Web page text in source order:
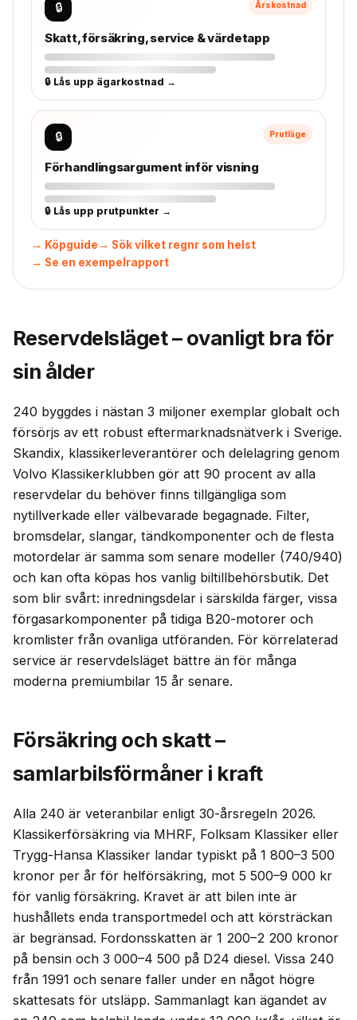
🔒 Årskostnad
Skatt, försäkring, service & värdetapp
🔒 Lås upp ägarkostnad →
🔒 Prutläge
Förhandlingsargument inför visning
🔒 Lås upp prutpunkter →
→ Köpguide→ Sök vilket regnr som helst
→ Se en exempelrapport
Reservdelsläget – ovanligt bra för
sin ålder
240 byggdes i nästan 3 miljoner exemplar globalt och
försörjs av ett robust eftermarknadsnätverk i Sverige.
Skandix, klassikerleverantörer och delelagring genom
Volvo Klassikerklubben gör att 90 procent av alla
reservdelar du behöver finns tillgängliga som
nytillverkade eller välbevarade begagnade. Filter,
bromsdelar, slangar, tändkomponenter och de flesta
motordelar är samma som senare modeller (740/940)
och kan ofta köpas hos vanlig biltillbehörsbutik. Det
som blir svårt: inredningsdelar i särskilda färger, vissa
förgasarkomponenter på tidiga B20-motorer och
kromlister från ovanliga utföranden. För körrelaterad
service är reservdelsläget bättre än för många
moderna premiumbilar 15 år senare.
Försäkring och skatt –
samlarbilsförmåner i kraft
Alla 240 är veteranbilar enligt 30-årsregeln 2026.
Klassikerförsäkring via MHRF, Folksam Klassiker eller
Trygg-Hansa Klassiker landar typiskt på 1 800–3 500
kronor per år för helförsäkring, mot 5 500–9 000 kr
för vanlig försäkring. Kravet är att bilen inte är
hushållets enda transportmedel och att körsträckan
är begränsad. Fordonsskatten är 1 200–2 200 kronor
på bensin och 3 000–4 500 på D24 diesel. Vissa 240
från 1991 och senare faller under en något högre
skattesats för utsläpp. Sammanlagt kan ägandet av